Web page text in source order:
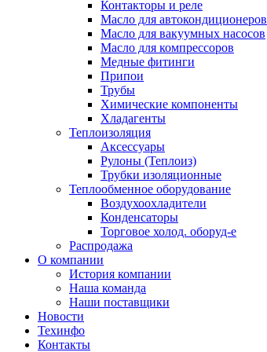
Контакторы и реле
Масло для автокондиционеров
Масло для вакуумных насосов
Масло для компрессоров
Медные фитинги
Припои
Трубы
Химические компоненты
Хладагенты
Теплоизоляция
Аксессуары
Рулоны (Теплоиз)
Трубки изоляционные
Теплообменное оборудование
Воздухоохладители
Конденсаторы
Торговое холод. оборуд-е
Распродажа
О компании
История компании
Наша команда
Наши поставщики
Новости
Техинфо
Контакты